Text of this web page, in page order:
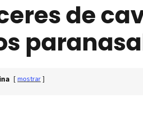
de
[ mostrar ]